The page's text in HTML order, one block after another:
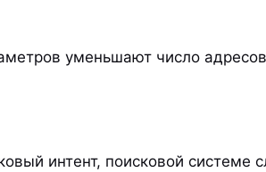
уменьшают число
интент, поисковой системе